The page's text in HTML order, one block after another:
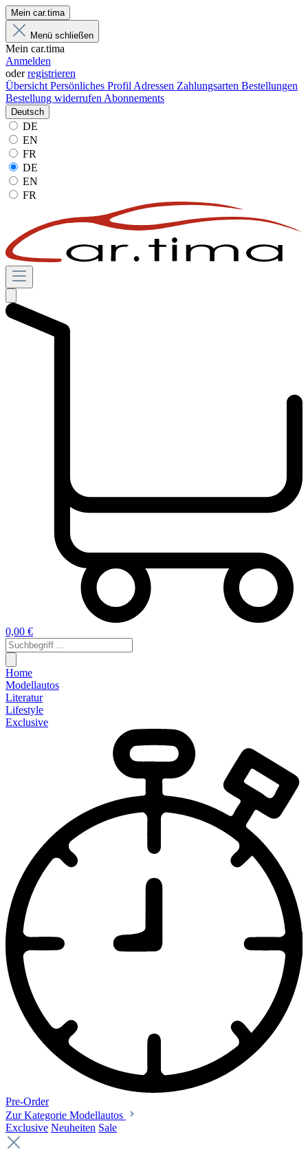
Mein car.tima
Menü schließen
Mein car.tima
Anmelden
oderregistrieren
Übersicht Persönliches Profil Adressen Zahlungsarten Bestellungen
Bestellung widerrufen Abonnements
Deutsch
DE
EN
FR
DE
EN
FR
0,00 €
Home
Modellautos
Literatur
Lifestyle
Exclusive
Pre-Order
Zur Kategorie Modellautos
Exclusive Neuheiten Sale